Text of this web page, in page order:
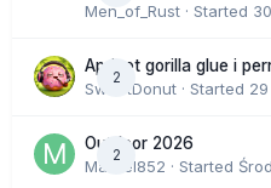
Men_of_Rust · Started
2
Apricot gorilla glue i
SweetDonut · Started
2
Outdoor 2026
Marcel852 · Started